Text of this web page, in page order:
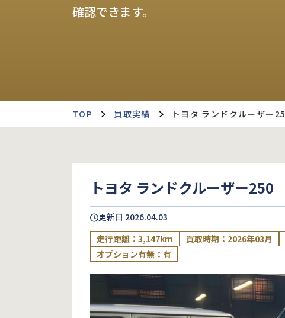
確認できます。
TOP 買取実績 トヨタ ランドクルーザー
トヨタ ランドクルーザー250
更新日 2026.04.03
走行距離：3,147km
買取時期：2026年03月
オプション有無：有